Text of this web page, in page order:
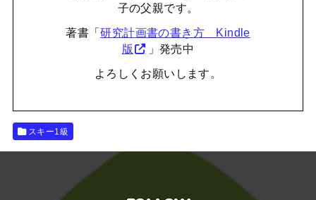
子の父親です。
著書「研究計画書の書き方 Kindle
版
」発売中
よろしくお願いします。
スキー1級